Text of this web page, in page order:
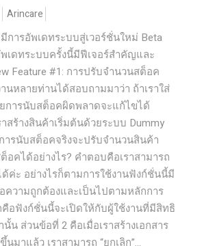
Arincare
การอัพเดทระบบสู่เวอร์ชั่นใหม่ Beta
พเดทระบบครั้งนี้มีฟีเจอร์สำคัญและ
Feature #1: การปรับจำนวนสต็อค
นหลายท่านได้สอบถามมาว่า ถ้าเราใส่
การนับสต็อคผิดพลาดจะแก้ไขได้
าสร้างสินค้าเริ่มต้นด้วยระบบ Dummy
ารนับสต็อคจริงจะปรับจำนวนสินค้า
อคได้อย่างไร? คำตอบคือเราสามารถ
ค่ะ อย่างไรก็ตามการใช้งานฟังก์ชั่นนี้มี
ความถูกต้องและเป็นไปตามหลักการ
อฟังก์ชั่นนี้จะเปิดให้กับผู้ใช้งานที่มีสิทธิ
นั้น ส่วนข้อที่ 2 คือเมื่อเราสร้างเอกสาร
มาแล้ว เราสามารถ “ยกเลิก”...